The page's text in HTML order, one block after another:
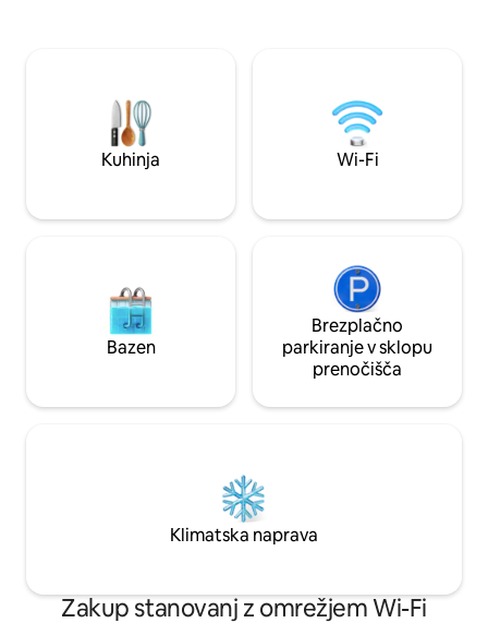
PREBERITE VSE PODROBNOSTI.
station.
Kuhinja Wi-Fi
Bazen
Brezplačno
parkiranje v sklopu
prenočišča
Klimatska naprava
Zakup stanovanj z omrežjem Wi-Fi